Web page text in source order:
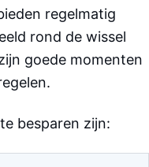
regelmatig
rond de wissel
goede momenten
besparen zijn: